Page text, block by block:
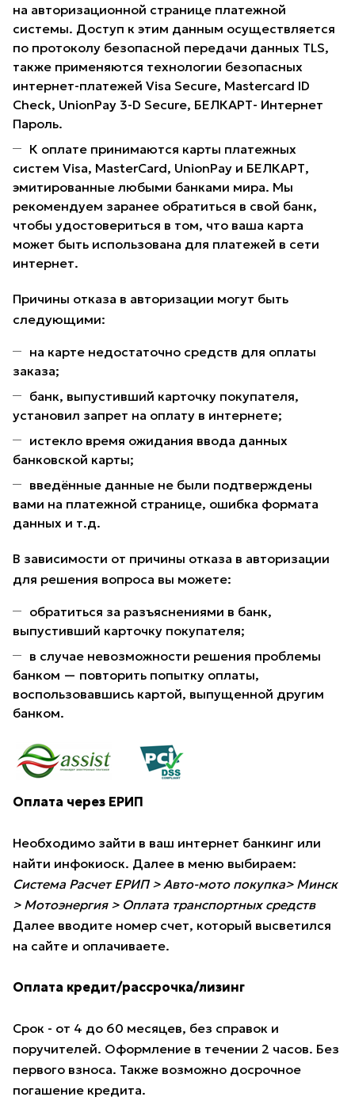
на авторизационной странице платежной
системы. Доступ к этим данным осуществляется
по протоколу безопасной передачи данных TLS,
также применяются технологии безопасных
интернет-платежей Visa Secure, Mastercard ID
Check, UnionPay 3-D Secure, БЕЛКАРТ- Интернет
Пароль.
К оплате принимаются карты платежных
систем Visa, MasterCard, UnionPay и БЕЛКАРТ,
эмитированные любыми банками мира. Мы
рекомендуем заранее обратиться в свой банк,
чтобы удостовериться в том, что ваша карта
может быть использована для платежей в сети
интернет.
Причины отказа в авторизации могут быть
следующими:
на карте недостаточно средств для оплаты
заказа;
банк, выпустивший карточку покупателя,
установил запрет на оплату в интернете;
истекло время ожидания ввода данных
банковской карты;
введённые данные не были подтверждены
вами на платежной странице, ошибка формата
данных и т.д.
В зависимости от причины отказа в авторизации
для решения вопроса вы можете:
обратиться за разъяснениями в банк,
выпустивший карточку покупателя;
в случае невозможности решения проблемы
банком — повторить попытку оплаты,
воспользовавшись картой, выпущенной другим
банком.
Оплата через ЕРИП
Необходимо зайти в ваш интернет банкинг или
найти инфокиоск. Далее в меню выбираем:
Система Расчет ЕРИП > Авто-мото покупка> Минск
> Мотоэнергия > Оплата транспортных средств
Далее вводите номер счет, который высветился
на сайте и оплачиваете.
Оплата кредит/рассрочка/лизинг
Срок - от 4 до 60 месяцев, без справок и
поручителей. Оформление в течении 2 часов. Без
первого взноса. Также возможно досрочное
погашение кредита.